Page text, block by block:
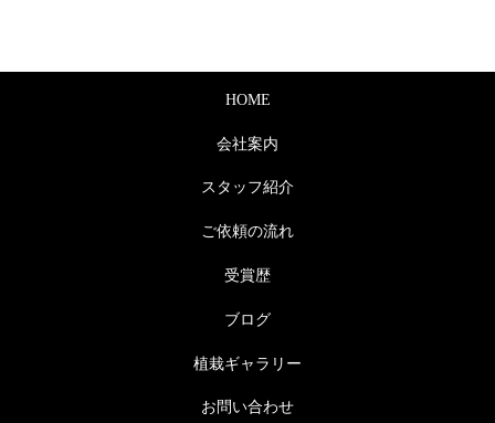
HOME
会社案内
スタッフ紹介
ご依頼の流れ
受賞歴
ブログ
植栽ギャラリー
お問い合わせ